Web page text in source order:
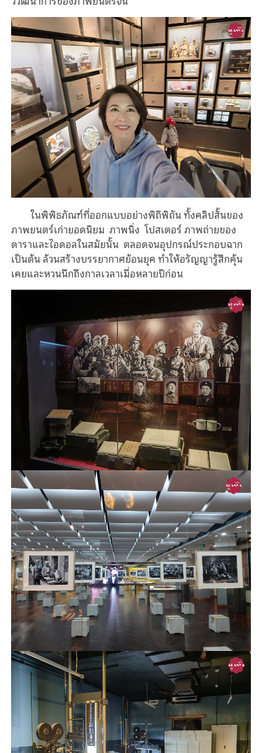
ในพิพิธภัณฑ์ที่ออกแบบอย่างพิถีพิถัน ทั้งคลิปสั้นของ
ภาพยนตร์เก่ายอดนิยม ภาพนิ่ง โปสเตอร์ ภาพถ่ายของ
ดาราและไอดอลในสมัยนั้น ตลอดจนอุปกรณ์ประกอบฉาก
เป็นต้น ล้วนสร้างบรรยากาศย้อนยุค ทำให้อรัญญารู้สึกคุ้น
เคยและหวนนึกถึงกาลเวลาเมื่อหลายปีก่อน